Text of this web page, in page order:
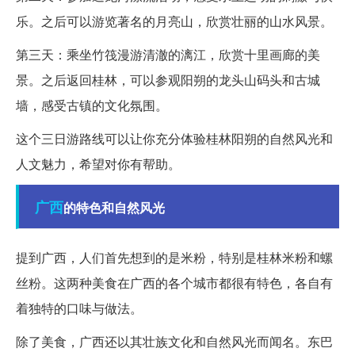
乐。之后可以游览著名的月亮山，欣赏壮丽的山水风景。
第三天：乘坐竹筏漫游清澈的漓江，欣赏十里画廊的美
景。之后返回桂林，可以参观阳朔的龙头山码头和古城
墙，感受古镇的文化氛围。
这个三日游路线可以让你充分体验桂林阳朔的自然风光和
人文魅力，希望对你有帮助。
广西的特色和自然风光
提到广西，人们首先想到的是米粉，特别是桂林米粉和螺
丝粉。这两种美食在广西的各个城市都很有特色，各自有
着独特的口味与做法。
除了美食，广西还以其壮族文化和自然风光而闻名。东巴